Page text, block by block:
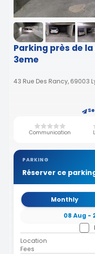
Parking près de
3eme
43 Rue Des Rancy, 69003
Communication
PARKING
Réserver ce
Monthly
08 Aug -
Location
Fees